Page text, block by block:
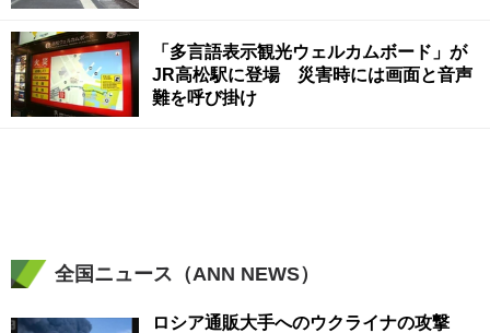
「多言語表示観光ウェルカムボード」が
JR高松駅に登場 災害時には画面と音声
難を呼び掛け
全国ニュース（ANN NEWS）
ロシア通販大手へのウクライナの攻撃